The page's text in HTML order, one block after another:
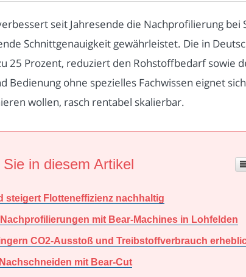
seit Jahresende die Nachprofilierung bei
Schnittgenauigkeit gewährleistet. Die in
25 Prozent, reduziert den Rohstoffbedarf sowie
ohne spezielles Fachwissen eignet
wollen, rasch rentabel skalierbar.
in diesem Artikel
steigert Flotteneffizienz nachhaltig
mit Bear-Machines in Lohfelden
CO2-Ausstoß und Treibstoffverbrauch
mit Bear-Cut